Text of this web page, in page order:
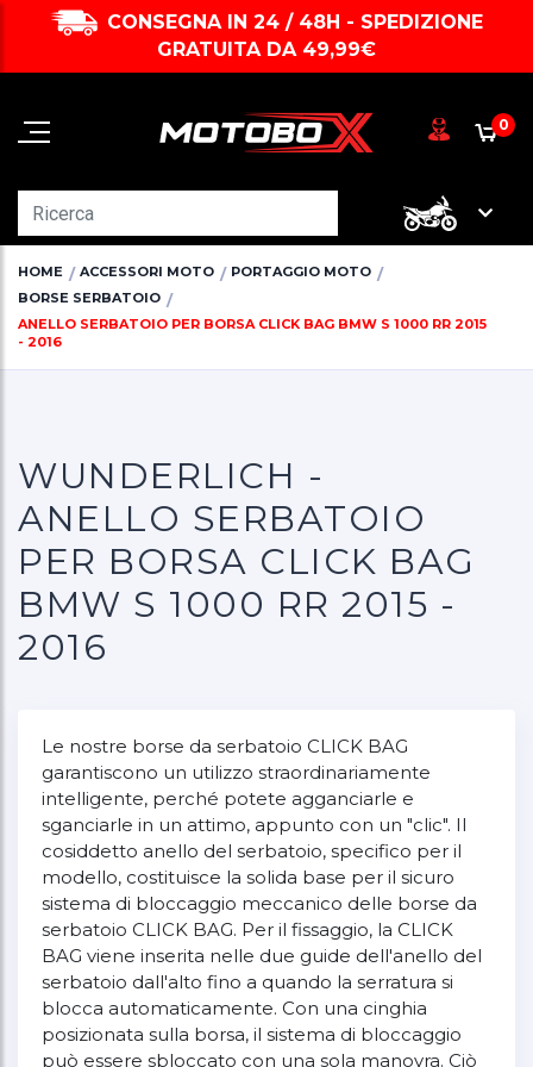
CONSEGNA IN 24 / 48H - SPEDIZIONE
GRATUITA DA 49,99€
0
HOME ACCESSORI MOTO
PORTAGGIO MOTO
BORSE SERBATOIO
ANELLO SERBATOIO PER BORSA CLICK BAG BMW S 1000 RR 2015
- 2016
WUNDERLICH -
ANELLO SERBATOIO
PER BORSA CLICK BAG
BMW S 1000 RR 2015 -
2016
Le nostre borse da serbatoio CLICK BAG
garantiscono un utilizzo straordinariamente
intelligente, perché potete agganciarle e
sganciarle in un attimo, appunto con un "clic". Il
cosiddetto anello del serbatoio, specifico per il
modello, costituisce la solida base per il sicuro
sistema di bloccaggio meccanico delle borse da
serbatoio CLICK BAG. Per il fissaggio, la CLICK
BAG viene inserita nelle due guide dell'anello del
serbatoio dall'alto fino a quando la serratura si
blocca automaticamente. Con una cinghia
posizionata sulla borsa, il sistema di bloccaggio
può essere sbloccato con una sola manovra. Ciò